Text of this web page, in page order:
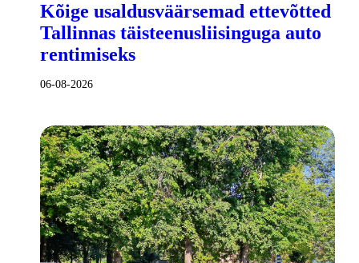
Kõige usaldusväärsemad ettevõtted
Tallinnas täisteenusliisinguga auto
rentimiseks
06-08-2026